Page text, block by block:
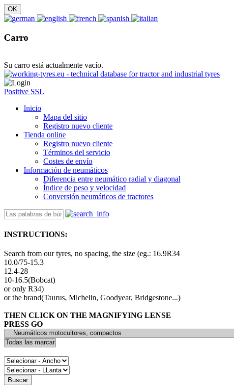
Carro
Su carro está actualmente vacío.
Positive SSL
Inicio
Mapa del sitio
Registro nuevo cliente
Tienda online
Registro nuevo cliente
Términos del servicio
Costes de envío
Información de neumáticos
Diferencia entre neumático radial y diagonal
Índice de peso y velocidad
Conversión neumáticos de tractores
INSTRUCTIONS:
Search from our tyres, no spacing, the size (eg.: 16.9R34
10.0/75-15.3
12.4-28
10-16.5(Bobcat)
or only R34)
or the brand(Taurus, Michelin, Goodyear, Bridgestone...)
THEN CLICK ON THE MAGNIFYING LENSE
PRESS GO